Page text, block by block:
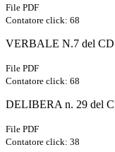
File PDF
Contatore click: 68
VERBALE N.7 del CD
File PDF
Contatore click: 68
DELIBERA n. 29 del
File PDF
Contatore click: 38